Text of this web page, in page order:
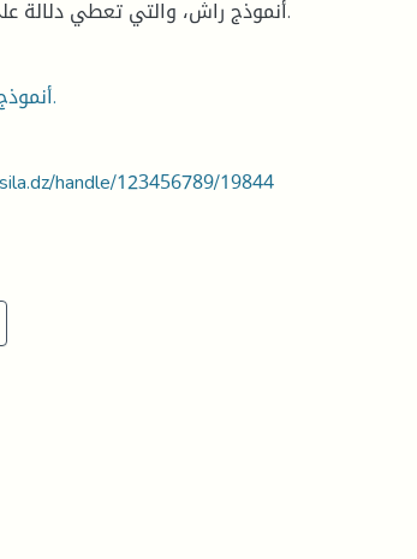
أنموذج راش، والتي تعطي دلالة على أهمية هذا الاختبار.
أنموذج راش، اختبار تحصيلي.
handle/123456789/19844